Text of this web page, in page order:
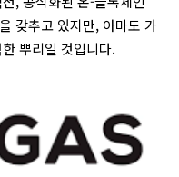
갖추고 있지만, 아마도 가
뿌리일 것입니다.